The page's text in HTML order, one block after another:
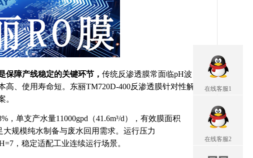
保障产线稳定的关键环节， 传统反渗透膜常面临pH波
、使用寿命短。东丽TM720D-400反渗透膜针对性解
。
，单支产水量11000gpd（41.6m³/d），有效膜面积
大规模纯水制备与废水回用需求。运行压力
，稳定适配工业连续运行场景。
在线客服1
在线客服2